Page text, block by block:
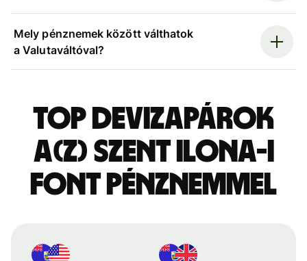
Mely pénznemek között válthatok
a Valutaváltóval?
Top devizapárok
a(z) Szent Ilona-i
font pénznemmel